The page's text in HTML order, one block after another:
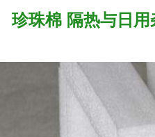
珍珠棉 隔热与日